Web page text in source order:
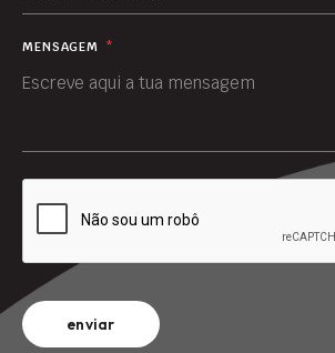
MENSAGEM *
enviar